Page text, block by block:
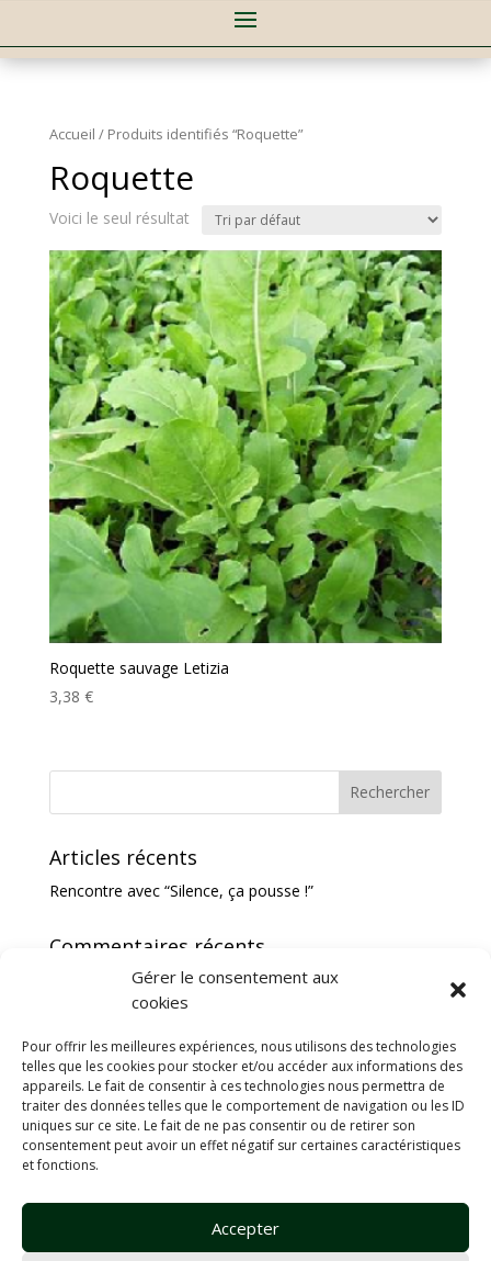
Gérer le consentement aux
cookies
Pour offrir les meilleures expériences, nous utilisons des technologies
telles que les cookies pour stocker et/ou accéder aux informations des
appareils. Le fait de consentir à ces technologies nous permettra de
traiter des données telles que le comportement de navigation ou les ID
uniques sur ce site. Le fait de ne pas consentir ou de retirer son
consentement peut avoir un effet négatif sur certaines caractéristiques
et fonctions.
Accepter
Accueil / Produits identifiés “Roquette”
Roquette
Voici le seul résultat
Roquette sauvage Letizia
3,38 €
Articles récents
Rencontre avec “Silence, ça pousse !”
Commentaires récents
Les jardins des semences, chemin de véounes 83670 BARJOLS